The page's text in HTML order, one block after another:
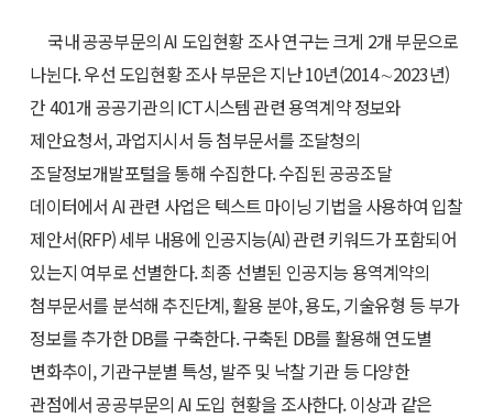
국내 공공부문의 AI 도입현황 조사 연구는 크게 2개 부문으로
나뉜다. 우선 도입현황 조사 부문은 지난 10년(2014∼2023년)
간 401개 공공기관의 ICT시스템 관련 용역계약 정보와
제안요청서, 과업지시서 등 첨부문서를 조달청의
조달정보개발포털을 통해 수집한다. 수집된 공공조달
데이터에서 AI 관련 사업은 텍스트 마이닝 기법을 사용하여 입찰
제안서(RFP) 세부 내용에 인공지능(AI) 관련 키워드가 포함되어
있는지 여부로 선별한다. 최종 선별된 인공지능 용역계약의
첨부문서를 분석해 추진단계, 활용 분야, 용도, 기술유형 등 부가
정보를 추가한 DB를 구축한다. 구축된 DB를 활용해 연도별
변화추이, 기관구분별 특성, 발주 및 낙찰 기관 등 다양한
관점에서 공공부문의 AI 도입 현황을 조사한다. 이상과 같은